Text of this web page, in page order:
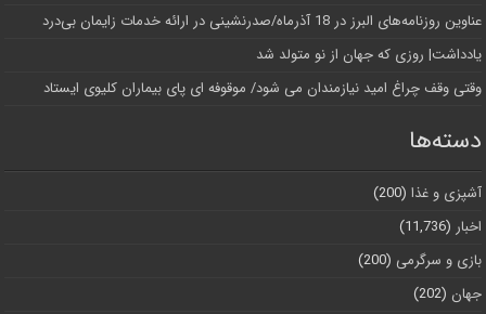
عناوین روزنامه‌های البرز در ‌18 آذرماه/صدرنشینی در ارائه خدمات زایمان بی‌درد
یادداشت| روزی که جهان از نو متولد شد
وقتی وقف چراغ امید نیازمندان می شود/ موقوفه ای پای بیماران کلیوی ایستاد
دسته‌ها
آشپزی و غذا (200)
اخبار (11,736)
بازی و سرگرمی (200)
جهان (202)